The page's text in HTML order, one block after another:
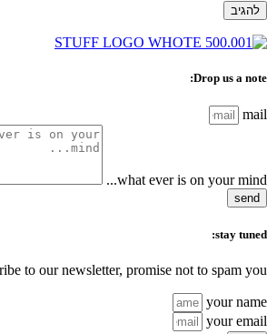
Drop us a note:
mail
what ever is on your mind...
send
stay tuned:
to our newsletter, promise not to spam you :)
your name
your email